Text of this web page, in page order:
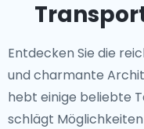
Entdecken Sie die
und charmante
hebt einige beliebte
schlägt